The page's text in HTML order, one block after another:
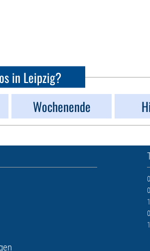
in Leipzig?
Wochenende